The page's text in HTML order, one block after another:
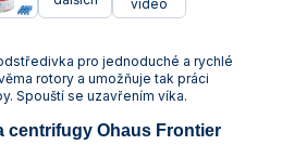
video
pro jednoduché a rychlé
rotory a umožňuje tak práci
Spouští se uzavřením víka.
centrifugy Ohaus Frontier